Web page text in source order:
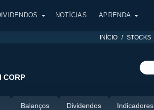
NOTÍCIAS APRENDA
INÍCIO STOCKS
CORP
Balanços Dividendos Indicadores